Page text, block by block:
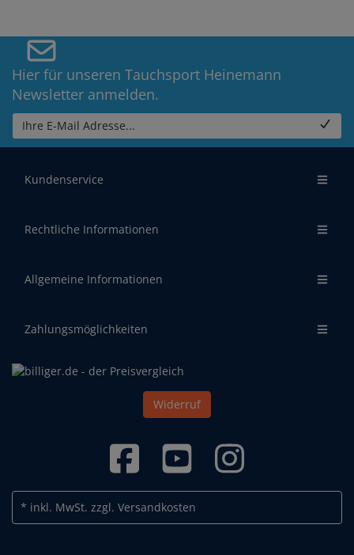
Hier für unseren Tauchsport Heinemann
Newsletter anmelden.
Ihre E-Mail Adresse...
Kundenservice
Rechtliche Informationen
Allgemeine Informationen
Zahlungsmöglichkeiten
Widerruf
* inkl. MwSt. zzgl. Versandkosten